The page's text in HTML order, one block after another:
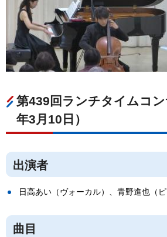
第439回ランチタイムコ
年3月10日）
出演者
日高あい（ヴォーカル）、青野進也（ピ
曲目